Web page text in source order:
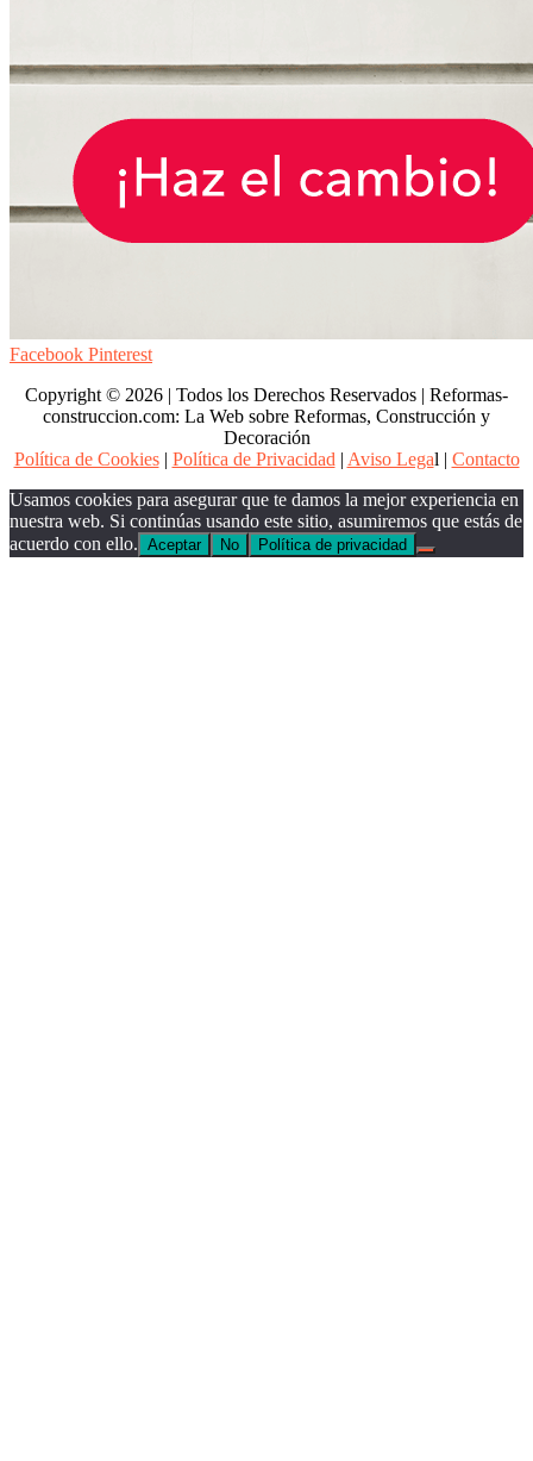
Facebook Pinterest
Copyright © 2026 | Todos los Derechos Reservados | Reformas-
construccion.com: La Web sobre Reformas, Construcción y
Decoración
Política de Cookies| Política de Privacidad | Aviso Legal | Contacto
Usamos cookies para asegurar que te damos la mejor experiencia en
nuestra web. Si continúas usando este sitio, asumiremos que estás de
acuerdo con ello. Aceptar No Política de privacidad